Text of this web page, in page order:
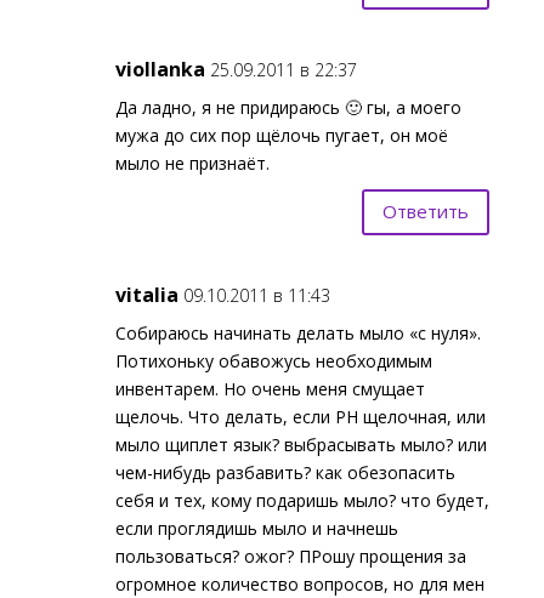
viollanka 25.09.2011 в 22:37
Да ладно, я не придираюсь 🙂 гы, а моего
мужа до сих пор щёлочь пугает, он моё
мыло не признаёт.
Ответить
vitalia 09.10.2011 в 11:43
Собираюсь начинать делать мыло «с нуля».
Потихоньку обавожусь необходимым
инвентарем. Но очень меня смущает
щелочь. Что делать, если РН щелочная, или
мыло щиплет язык? выбрасывать мыло? или
чем-нибудь разбавить? как обезопасить
себя и тех, кому подаришь мыло? что будет,
если проглядишь мыло и начнешь
пользоваться? ожог? ПРошу прощения за
огромное количество вопросов, но для мен